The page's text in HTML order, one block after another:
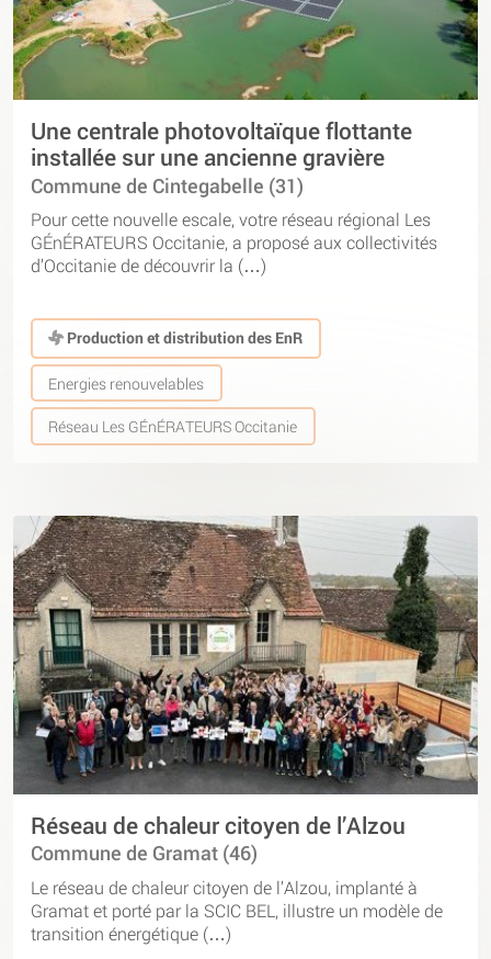
Une centrale photovoltaïque flottante
installée sur une ancienne gravière
Commune de Cintegabelle (31)
Pour cette nouvelle escale, votre réseau régional Les
GÉnÉRATEURS Occitanie, a proposé aux collectivités
d’Occitanie de découvrir la (…)
Production et distribution des EnR
Energies renouvelables
Réseau Les GÉnÉRATEURS Occitanie
Réseau de chaleur citoyen de l’Alzou
Commune de Gramat (46)
Le réseau de chaleur citoyen de l’Alzou, implanté à
Gramat et porté par la SCIC BEL, illustre un modèle de
transition énergétique (…)